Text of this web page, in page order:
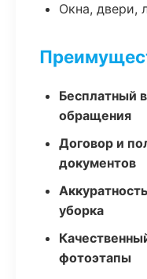
Окна, двери,
Бесплатный
обращения
Договор и
документов
уборка
фотоэтапы